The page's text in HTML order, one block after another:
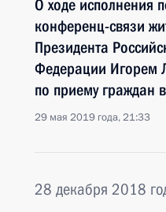
О ходе исполнения
конференц-связи
Президента
Федерации Игорем
по приему граждан
29 мая 2019 года, 21:33
28 декабря 2018